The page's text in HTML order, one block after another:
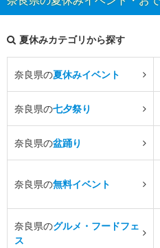
夏休みカテゴリから探す
奈良県の夏休みイベント
奈良県の七夕祭り
奈良県の盆踊り
奈良県の無料イベント
奈良県のグルメ・フードフェ
ス